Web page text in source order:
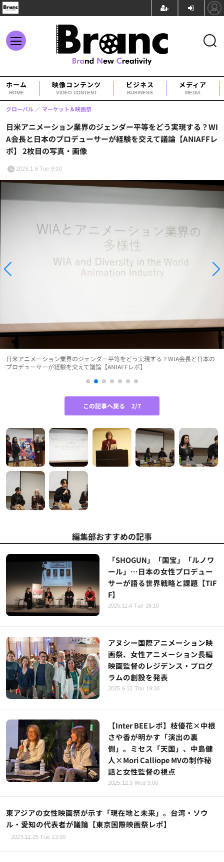
ホーム
HOME
映像コンテンツ
VIDEO CONTENT
ビジネス
BUSINESS
メディア
MEDIA
日米アニメーション業界のジェンダー平等をどう実現する？WI
A会長と日本のプロデューサーが経験を交えて議論【ANIAFFレ
ポ】 2枚目の写真・画像
グローバル マーケット＆映画祭
2026.1.6 Tue 9:00
日米アニメーション業界のジェンダー平等をどう実現する？WIA会長と日本の
プロデューサーが経験を交えて議論【ANIAFFレポ】
この記事へ戻る 2/7
編集部おすすめの記事
「SHOGUN」「国宝」「ルノワ
ール」…日本の女性プロデュー
サーが語る世界戦略と課題【TIF
F】
2025.11.4 Tue 16:10
アヌシー国際アニメーション映
画祭、女性アニメーション長編
映画監督のレジデンス・プログ
ラムの創設を発表
2025.6.12 Thu 19:30
【Inter BEEレポ】枝優花×中根
さや香が明かす「演出の裏
側」。ミセス「天国」、中島健
人×Mori Calliope MVの制作秘
話と女性監督の視点
2025.12.3 Wed 9:00
東アジアの女性映画祭が示す「現在地と未来」。台湾・ソウ
ル・愛知の代表者が議論【東京国際映画祭レポ】
2025.11.25 Tue 12:00